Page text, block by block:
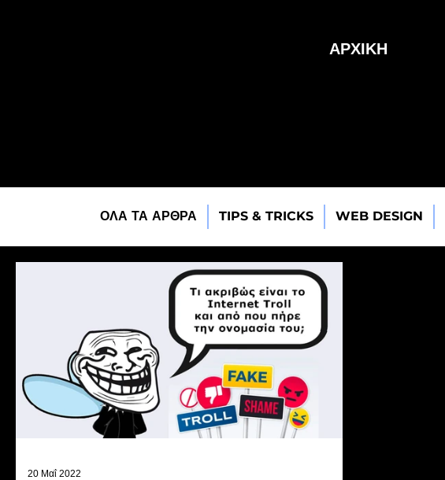
ΑΡΧΙΚΗ
ΟΛΑ ΤΑ ΑΡΘΡΑ TIPS & TRICKS WEB DESIGN
20 Μαΐ 2022